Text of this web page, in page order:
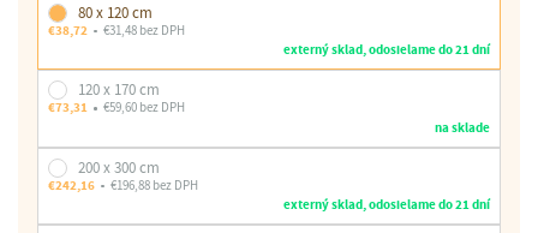
80 x 120 cm
€38,72
€31,48 bez DPH
externý sklad, odosielame do 21 dní
120 x 170 cm
€73,31
€59,60 bez DPH
na sklade
200 x 300 cm
€242,16
€196,88 bez DPH
externý sklad, odosielame do 21 dní